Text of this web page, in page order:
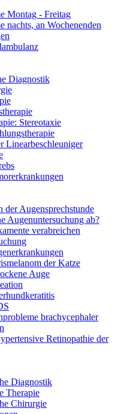
Montag - Freitag
nachts, an Wochenenden
Diagnostik
Stereotaxie
Linearbeschleuniger
der Augensprechstunde
Augenuntersuchung ab?
verabreichen
der Katze
Auge
brachycephaler
Retinopathie der
Diagnostik
Therapie
Chirurgie